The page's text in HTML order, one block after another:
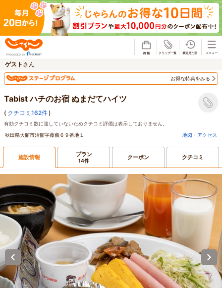
ゲスト さん
お得な特典をみる
Tabist ハチのお宿 ぬまだてハイツ
( クチコミ162件)
有効クチコミ数に達していないためクチコミ評価は表示しておりません。
秋田県大館市沼館字藤蕪６９番地１
地図・アクセス
施設情報 プラン
14件 クーポン クチコミ